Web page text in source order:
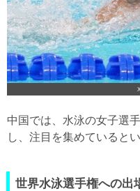
中国では、水泳の女子選
し、注目を集めているとい
世界水泳選手権への出